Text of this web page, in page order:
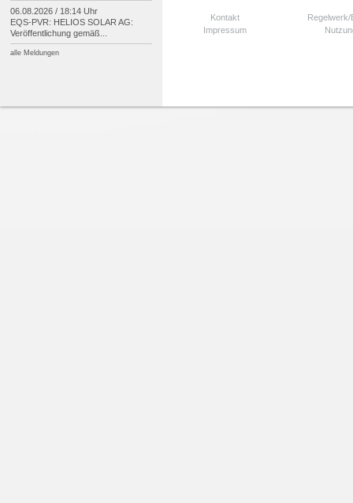
Kontakt
Impressum
06.08.2026 / 18:14 Uhr
EQS-PVR: HELIOS SOLAR AG:
Veröffentlichung gemäß...
alle Meldungen